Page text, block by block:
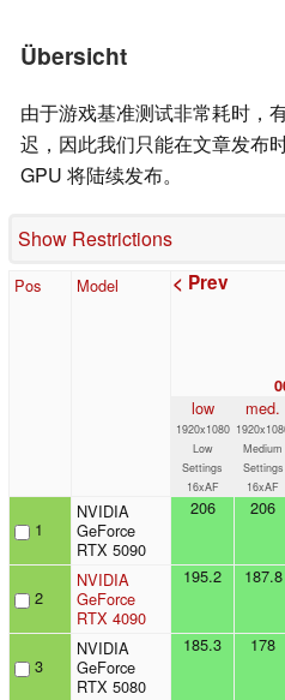
Übersicht
由于游戏基准测试非常耗时，
迟，因此我们只能在文章发布
GPU 将陆续发布。
Show Restrictions
Pos Model < Prev
low
1920x1080
Low
Settings
16xAF
med.
Medium
Settings
16xAF
1
NVIDIA
GeForce
RTX 5090
206 206
2
NVIDIA
GeForce
RTX 4090
195.2 187.8
3
NVIDIA
GeForce
RTX 5080
185.3 178